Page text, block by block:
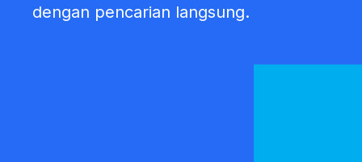
dengan pencarian langsung.